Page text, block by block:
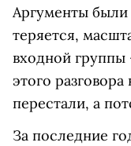
Аргументы были
теряется,
входной
этого
перестали, а
За последние